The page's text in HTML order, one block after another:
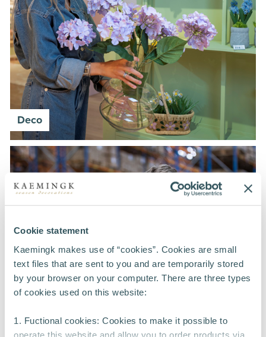
Cookie statement
Kaemingk makes use of “cookies”. Cookies are small
text files that are sent to you and are temporarily stored
by your browser on your computer. There are three types
of cookies used on this website:
1. Fuctional cookies: Cookies to make it possible to
operate this website and allow you to order products via
Deco